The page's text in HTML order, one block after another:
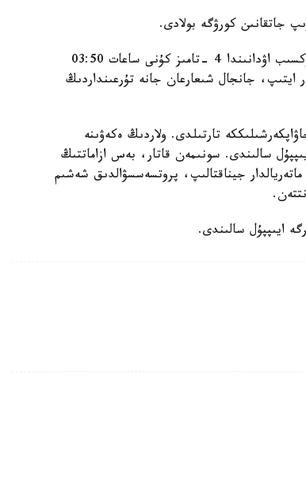
جاتقانىن كورۋگە بولادى.
الماتى قالاسى پوليتسيا دەپارتامەنتىنىڭ مالىمەتىنشە، وقيعا تۇركسىب اۋدانىندا 4 -تامىز كۇنى ساعات 03:50
سوزدەر ايتىپ، جانجال شىعارعان جانە تۇرعىنداردىڭ
تارتىلدى. ولاردىڭ ەكەۋىنە
سالىندى. سونىمەن قاتار، بەس ازاماتتىڭ
جيناقتالىپ، پروتسەسسۋالدىق شەشىم
ايىپپۇل سالىندى.